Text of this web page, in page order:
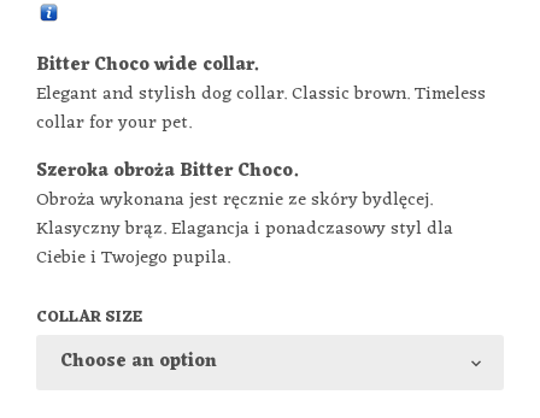
Bitter Choco wide collar.
Elegant and stylish dog collar. Classic brown. Timeless
collar for your pet.
Szeroka obroża Bitter Choco.
Obroża wykonana jest ręcznie ze skóry bydlęcej.
Klasyczny brąz. Elagancja i ponadczasowy styl dla
Ciebie i Twojego pupila.
COLLAR SIZE